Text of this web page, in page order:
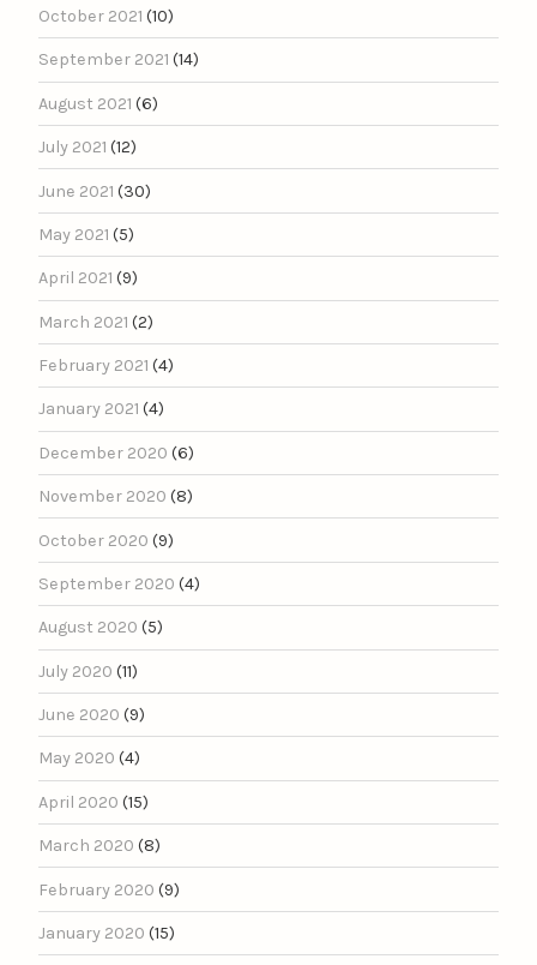
October 2021 (10)
September 2021 (14)
August 2021 (6)
July 2021 (12)
June 2021 (30)
May 2021 (5)
April 2021 (9)
March 2021 (2)
February 2021 (4)
January 2021 (4)
December 2020 (6)
November 2020 (8)
October 2020 (9)
September 2020 (4)
August 2020 (5)
July 2020 (11)
June 2020 (9)
May 2020 (4)
April 2020 (15)
March 2020 (8)
February 2020 (9)
January 2020 (15)